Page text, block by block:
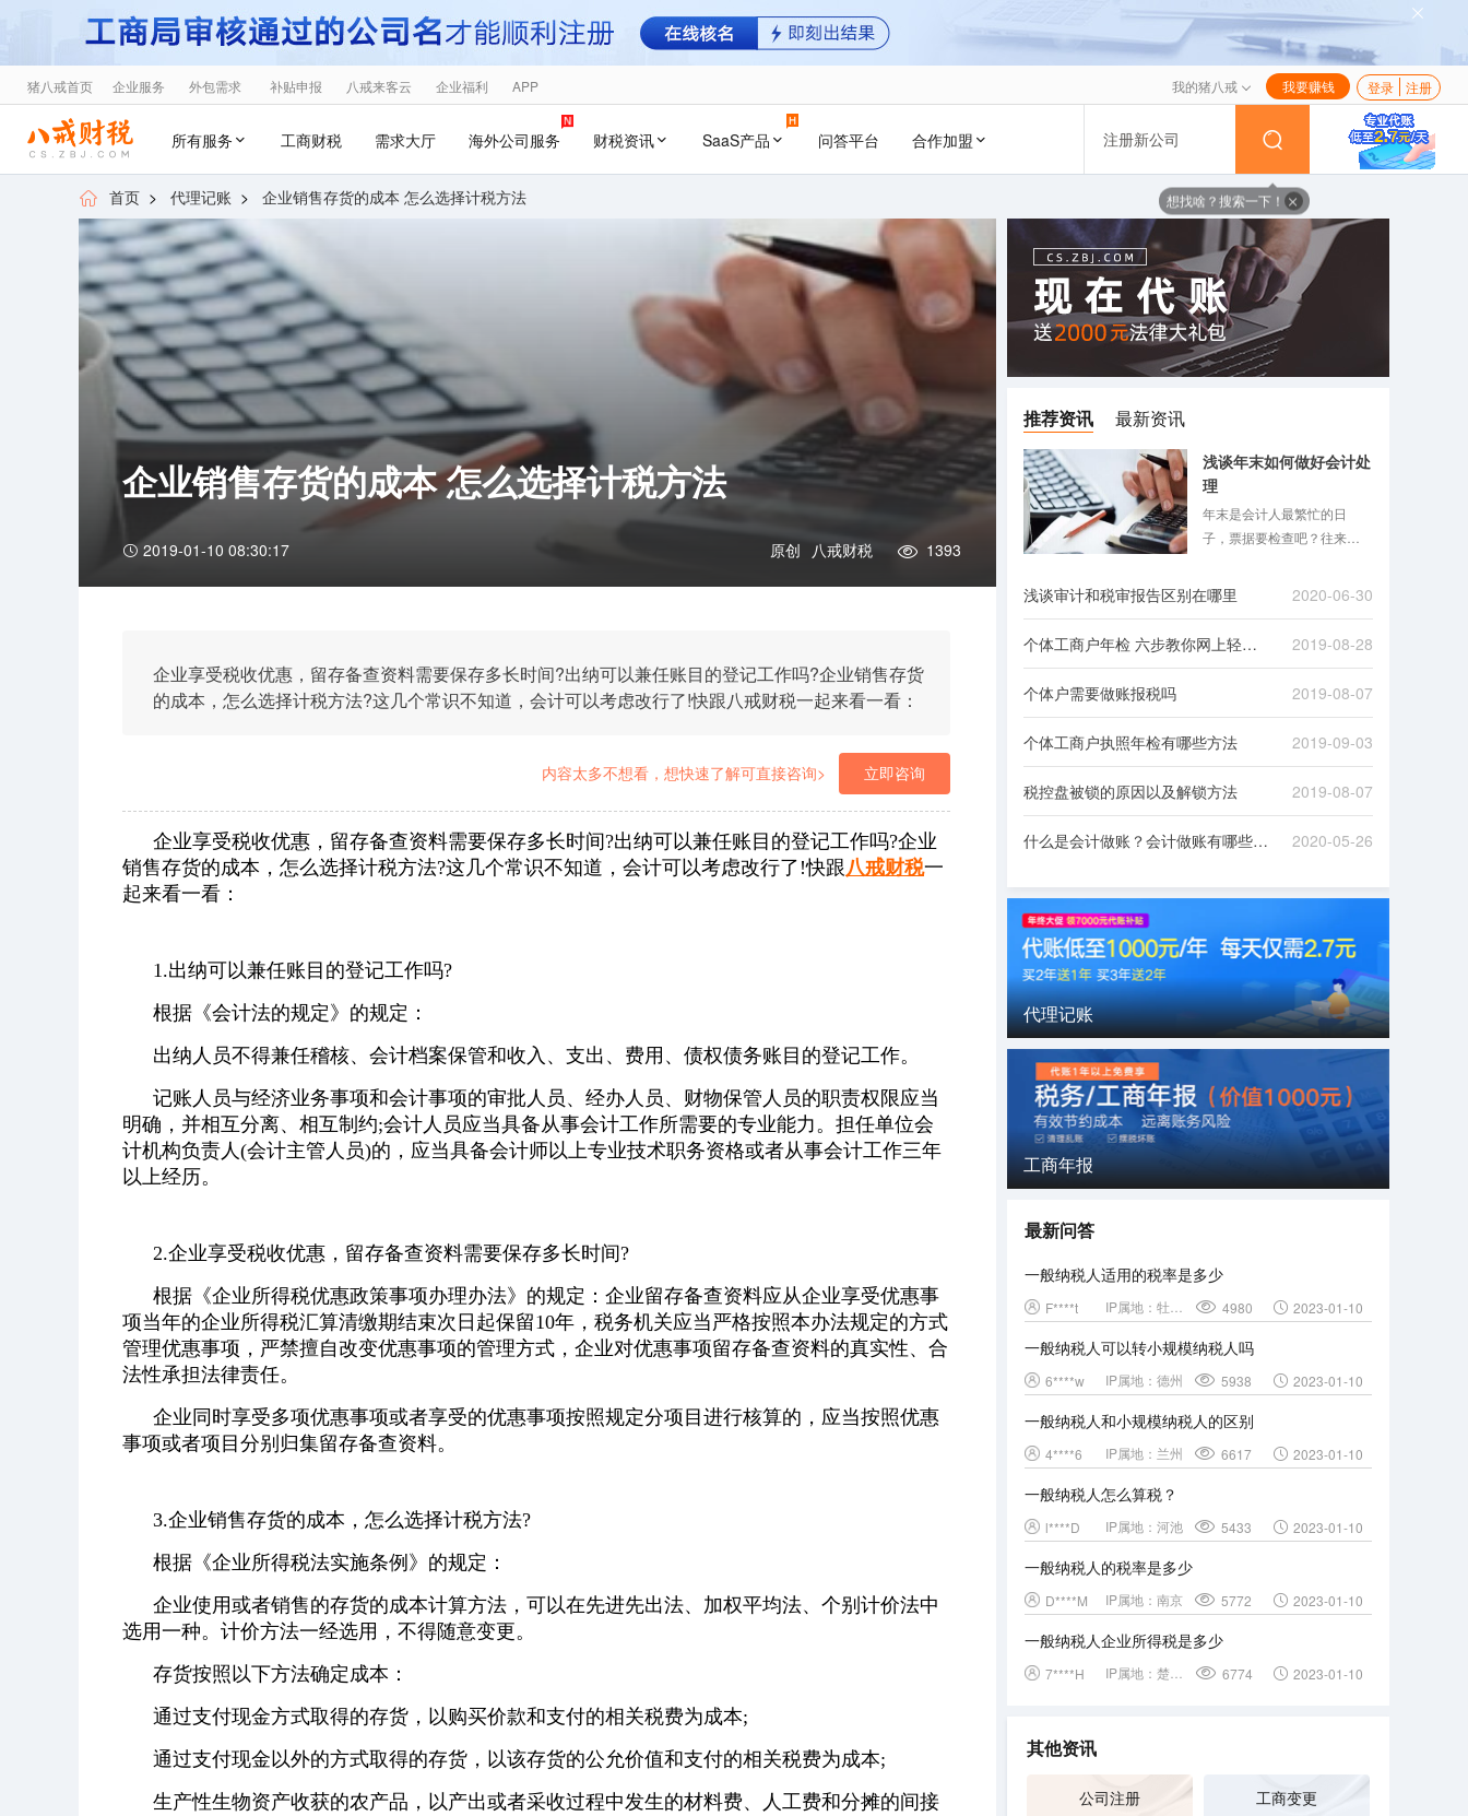
猪八戒首页 企业服务 外包需求 补贴申报 八戒来客云 企业福利 APP 我的猪八戒 我要赚钱 登录 注册
所有服务 工商财税 需求大厅 海外公司服务 财税资讯 SaaS产品 问答平台 合作加盟 注册新公司
想找啥？搜索一下！
首页 > 代理记账 > 企业销售存货的成本 怎么选择计税方法
企业销售存货的成本 怎么选择计税方法
2019-01-10 08:30:17 原创 八戒财税 1393
企业享受税收优惠，留存备查资料需要保存多长时间?出纳可以兼任账目的登记工作吗?企业销售存货
的成本，怎么选择计税方法?这几个常识不知道，会计可以考虑改行了!快跟八戒财税一起来看一看：
内容太多不想看，想快速了解可直接咨询> 立即咨询
企业享受税收优惠，留存备查资料需要保存多长时间?出纳可以兼任账目的登记工作吗?企业
销售存货的成本，怎么选择计税方法?这几个常识不知道，会计可以考虑改行了!快跟八戒财税一
起来看一看：
1.出纳可以兼任账目的登记工作吗?
根据《会计法的规定》的规定：
出纳人员不得兼任稽核、会计档案保管和收入、支出、费用、债权债务账目的登记工作。
记账人员与经济业务事项和会计事项的审批人员、经办人员、财物保管人员的职责权限应当
明确，并相互分离、相互制约;会计人员应当具备从事会计工作所需要的专业能力。担任单位会
计机构负责人(会计主管人员)的，应当具备会计师以上专业技术职务资格或者从事会计工作三年
以上经历。
2.企业享受税收优惠，留存备查资料需要保存多长时间?
根据《企业所得税优惠政策事项办理办法》的规定：企业留存备查资料应从企业享受优惠事
项当年的企业所得税汇算清缴期结束次日起保留10年，税务机关应当严格按照本办法规定的方式
管理优惠事项，严禁擅自改变优惠事项的管理方式，企业对优惠事项留存备查资料的真实性、合
法性承担法律责任。
企业同时享受多项优惠事项或者享受的优惠事项按照规定分项目进行核算的，应当按照优惠
事项或者项目分别归集留存备查资料。
3.企业销售存货的成本，怎么选择计税方法?
根据《企业所得税法实施条例》的规定：
企业使用或者销售的存货的成本计算方法，可以在先进先出法、加权平均法、个别计价法中
选用一种。计价方法一经选用，不得随意变更。
存货按照以下方法确定成本：
通过支付现金方式取得的存货，以购买价款和支付的相关税费为成本;
通过支付现金以外的方式取得的存货，以该存货的公允价值和支付的相关税费为成本;
生产性生物资产收获的农产品，以产出或者采收过程中发生的材料费、人工费和分摊的间接
推荐资讯 最新资讯
浅谈年末如何做好会计处
理
年末是会计人最繁忙的日
子，票据要检查吧？往来款
头大？跟着八戒财税一起来
看看吧！
浅谈审计和税审报告区别在哪里 2020-06-30
个体工商户年检 六步教你网上轻松办理 2019-08-28
个体户需要做账报税吗 2019-08-07
个体工商户执照年检有哪些方法 2019-09-03
税控盘被锁的原因以及解锁方法 2019-08-07
什么是会计做账？会计做账有哪些流程？ 2020-05-26
代理记账
工商年报
最新问答
一般纳税人适用的税率是多少
F****t IP属地： 4980 2023-01-10
一般纳税人可以转小规模纳税人吗
6****w IP属地： 德州 5938 2023-01-10
一般纳税人和小规模纳税人的区别
4****6 IP属地： 兰州 6617 2023-01-10
一般纳税人怎么算税？
l****D IP属地： 河池 5433 2023-01-10
一般纳税人的税率是多少
D****M IP属地： 南京 5772 2023-01-10
一般纳税人企业所得税是多少
7****H IP属地： 6774 2023-01-10
其他资讯
公司注册 工商变更